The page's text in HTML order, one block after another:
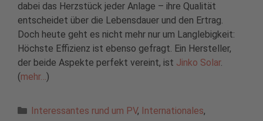
dabei das Herzstück jeder Anlage – ihre Qualität
entscheidet über die Lebensdauer und den Ertrag.
Doch heute geht es nicht mehr nur um Langlebigkeit:
Höchste Effizienz ist ebenso gefragt. Ein Hersteller,
der beide Aspekte perfekt vereint, ist Jinko Solar.
(mehr…)
Kategorien
Interessantes rund um PV, Internationales,